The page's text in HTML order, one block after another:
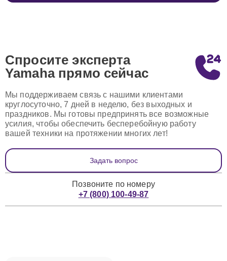
Спросите эксперта
Yamaha прямо сейчас
Мы поддерживаем связь с нашими клиентами
круглосуточно, 7 дней в неделю, без выходных и
праздников. Мы готовы предпринять все возможные
усилия, чтобы обеспечить бесперебойную работу
вашей техники на протяжении многих лет!
Задать вопрос
Позвоните по номеру
+7 (800) 100-49-87